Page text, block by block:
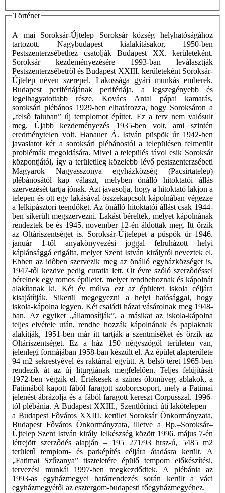
Történet
A mai Soroksár-Újtelep Soroksár község helyhatóságához
tartozott. Nagybudapest kialakításakor, 1950-ben
Pestszenterzsébethez csatolják Budapest XX. kerületeként.
Soroksár kezdeményezésére 1993-ban leválasztják
Pestszenterzsébetről és Budapest XXIII. kerületeként Soroksár-
Újtelep néven szerepel. Lakossága gyári munkás emberek.
Budapest perifériájának perifériája, a legszegényebb és
legelhagyatottabb része. Kovács Antal pápai kamarás,
soroksári plébános 1929-ben elhatározza, hogy Soroksáron a
„felsô faluban” új templomot építtet. Ez a terv nem valósult
meg. Újabb kezdeményezés 1935-ben volt, ami szintén
eredménytelen volt. Hanauer Á. István püspök úr 1942-ben
javaslatot kér a soroksári plébánostól a településen felmerült
problémák megoldására. Mivel a település távol esik Soroksár
központjától, így a területileg közelebb lévő pestszenterzsébeti
Magyarok Nagyasszonya egyházközség (Pacsirtatelep)
plébánosától kap választ, melyben önálló hitoktatói állás
szervezését tartja jónak. Azt javasolja, hogy a hitoktató lakjon a
telepen és ott egy lakásával összekapcsolt kápolnában végezze
a lelkipásztori teendôket. Az önálló hitoktatói állást csak 1944-
ben sikerült megszervezni. Lakást béreltek, melyet kápolnának
rendeztek be és 1945. november 12-én áldottak meg. Itt őrzik
az Oltáriszentséget is. Soroksár-Újtelepet a püspök úr 1946.
január 1-től anyakönyvezési joggal felruházott helyi
káplánsággá erigálta, melyet Szent István királyról neveztek el.
Ebben az idôben szervezik meg az önálló egyházközséget is,
1947-től kezdve pedig curatia lett. Öt évre szóló szerzôdéssel
bérelnek egy romos épületet, melyet rendbehoznak és kápolnát
alakítanak ki. Két év múlva ezt az épületet iskola céljára
kisajátítják. Sikerül megegyezni a helyi hatósággal, hogy
iskola-kápolna legyen. Két családi házat vásárolnak meg 1948-
ban. Az egyiket „államosítják”, a másikat az iskola-kápolna
teljes elvétele után, rendbe hozzák kápolnának és paplaknak
alakítják, 1951-ben már itt tartják a szentmiséket és őrzik az
Oltáriszentséget. Ez a ház 150 négyszögöl területen van,
jelenlegi formájában 1958-ban készült el. Az épület alapterülete
94 m2 sekrestyével és raktárral együtt. A belső teret 1965-ben
rendezik át az új liturgiának megfelelôen. Teljes felújítását
1972-ben végzik el. Értékesek a színes ólomüveg ablakok, a
Fatimából kapott fából faragott szoborcsoport, mely a Fatimai
jelenést ábrázolja és a fából faragott kereszt Corpusszal. 1996-
tól plébánia. A Budapest XXIII., Szentlôrinci úti lakótelepen –
a Budapest Fôváros XXIII. kerület Soroksár Önkormányzata,
Budapest Főváros Önkormányzata, illetve a Bp.–Soroksár–
Újtelep Szent István király lelkészség között 1996. május 7-én
létrejött szerződés alapján – 195 271/93 hrsz-ú, 5485 m2
területű templom- és parképítés céljára átadásra került. A
„Fatimai Szűzanya” tiszteletére épülő tempom előkészítési,
tervezési munkái 1997-ben megkezdődtek. A plébánia az
1993-as egyházmegyei határrendezés során került a váci
egyházmegyétől az esztergom-budapesti főegyházmegyéhez.